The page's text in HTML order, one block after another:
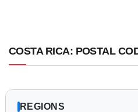
COSTA RICA: POSTAL
REGIONS